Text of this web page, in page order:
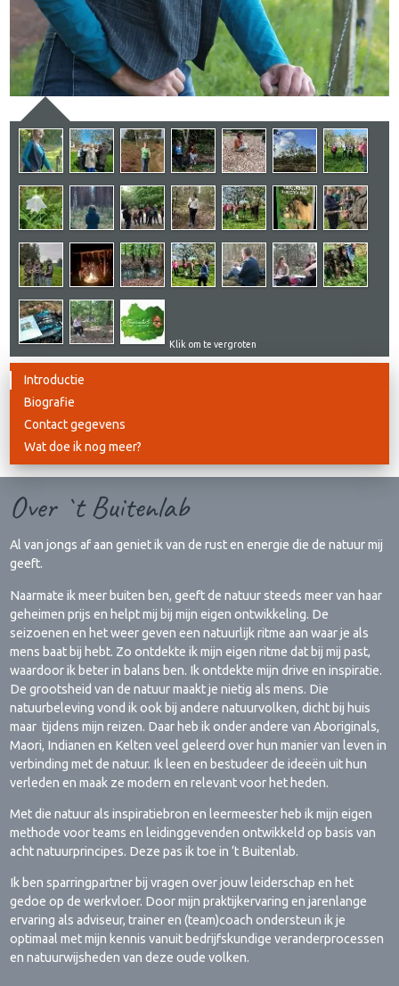
Klik om te vergroten
Introductie
Biografie
Contact gegevens
Wat doe ik nog meer?
Over `t Buitenlab
Al van jongs af aan geniet ik van de rust en energie die de natuur mij
geeft.
Naarmate ik meer buiten ben, geeft de natuur steeds meer van haar
geheimen prijs en helpt mij bij mijn eigen ontwikkeling. De
seizoenen en het weer geven een natuurlijk ritme aan waar je als
mens baat bij hebt. Zo ontdekte ik mijn eigen ritme dat bij mij past,
waardoor ik beter in balans ben. Ik ontdekte mijn drive en inspiratie.
De grootsheid van de natuur maakt je nietig als mens. Die
natuurbeleving vond ik ook bij andere natuurvolken, dicht bij huis
maar tijdens mijn reizen. Daar heb ik onder andere van Aboriginals,
Maori, Indianen en Kelten veel geleerd over hun manier van leven in
verbinding met de natuur. Ik leen en bestudeer de ideeën uit hun
verleden en maak ze modern en relevant voor het heden.
Met die natuur als inspiratiebron en leermeester heb ik mijn eigen
methode voor teams en leidinggevenden ontwikkeld op basis van
acht natuurprincipes. Deze pas ik toe in ‘t Buitenlab.
Ik ben sparringpartner bij vragen over jouw leiderschap en het
gedoe op de werkvloer. Door mijn praktijkervaring en jarenlange
ervaring als adviseur, trainer en (team)coach ondersteun ik je
optimaal met mijn kennis vanuit bedrijfskundige veranderprocessen
en natuurwijsheden van deze oude volken.